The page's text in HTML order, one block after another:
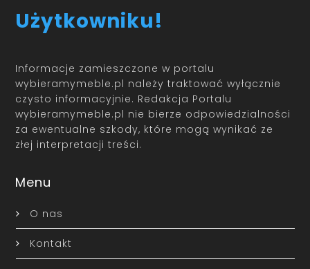
Użytkowniku!
Informacje zamieszczone w portalu
wybieramymeble.pl należy traktować wyłącznie
czysto informacyjnie. Redakcja Portalu
wybieramymeble.pl nie bierze odpowiedzialności
za ewentualne szkody, które mogą wynikać ze
złej interpretacji treści.
Menu
O nas
Kontakt